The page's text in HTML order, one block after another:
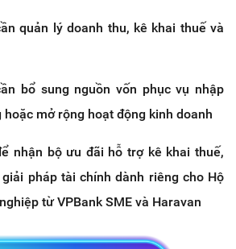
quản lý doanh thu, kê khai thuế và
bổ sung nguồn vốn phục vụ nhập
mở rộng hoạt động kinh doanh
nhận bộ ưu đãi hỗ trợ kê khai thuế,
pháp tài chính dành riêng cho Hộ
từ VPBank SME và Haravan